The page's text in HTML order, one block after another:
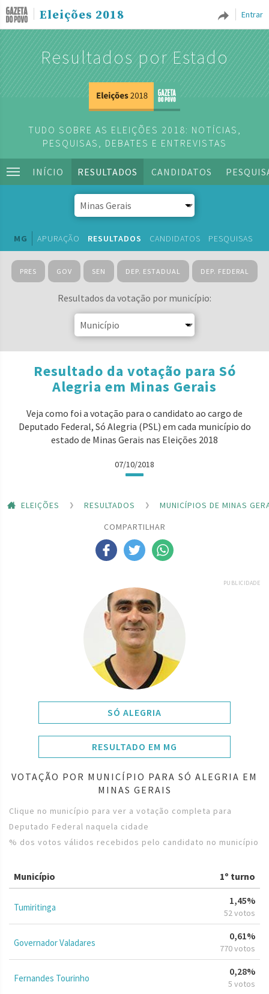
Entrar
Eleições 2018
Resultados por Estado
TUDO SOBRE AS ELEIÇÕES 2018: NOTÍCIAS,
PESQUISAS, DEBATES E ENTREVISTAS
INÍCIO RESULTADOS CANDIDATOS
MG APURAÇÃO RESULTADOS CANDIDATOS PESQUISAS
PRES GOV SEN DEP. ESTADUAL DEP. FEDERAL
Resultados da votação por município:
Resultado da votação para Só
Alegria em Minas Gerais
Veja como foi a votação para o candidato ao cargo de
Deputado Federal, Só Alegria (PSL) em cada município do
estado de Minas Gerais nas Eleições 2018
07/10/2018
ELEIÇÕES RESULTADOS
MUNICÍPIOS DE MINAS
COMPARTILHAR
PUBLICIDADE
SÓ ALEGRIA
RESULTADO EM MG
VOTAÇÃO POR MUNICÍPIO PARA SÓ ALEGRIA EM
MINAS GERAIS
Clique no município para ver a votação completa para
Deputado Federal naquela cidade
% dos votos válidos recebidos pelo candidato no município
Município 1º turno
Tumiritinga
1,45%
52 votos
Governador Valadares
0,61%
770 votos
Fernandes Tourinho
0,28%
5 votos